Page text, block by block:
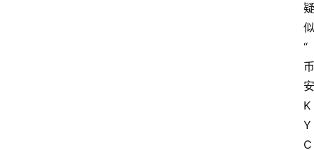
疑
似
“
币
安
K
Y
C